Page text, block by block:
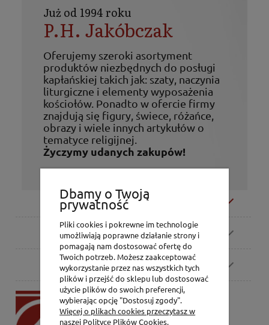
Już od 1994 roku
P.H. Jakóbczak
Oferujemy szeroki asortyment
produktów niezbędnych do posługi
kapłańskiej takich jak: szaty, naczynia
liturgiczne i elementy wyposażenia
kościołów. Ponadto w ofercie firmy
znajdują się figury, świece, różańce,
obrazy i wiele innych artykułów o
tematyce religijnej.
Życzymy udanych zakupów!
Moje konto
Zamówienia
Pomoc
P.H. Jakóbczak
Dorota Jakóbczak
Bialska 2/4,
Dbamy o Twoją
prywatność
Pliki cookies i pokrewne im technologie
umożliwiają poprawne działanie strony i
pomagają nam dostosować ofertę do
Twoich potrzeb. Możesz zaakceptować
wykorzystanie przez nas wszystkich tych
plików i przejść do sklepu lub dostosować
użycie plików do swoich preferencji,
wybierając opcję "Dostosuj zgody".
Więcej o plikach cookies przeczytasz w
naszej Polityce Plików Cookies.